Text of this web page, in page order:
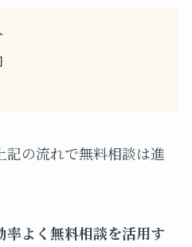
記の流れで無料相談は進
率よく無料相談を活用す